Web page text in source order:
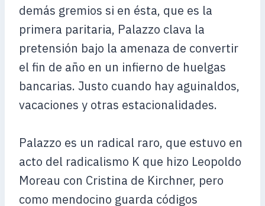
demás gremios si en ésta, que es la
primera paritaria, Palazzo clava la
pretensión bajo la amenaza de convertir
el fin de año en un infierno de huelgas
bancarias. Justo cuando hay aguinaldos,
vacaciones y otras estacionalidades.
Palazzo es un radical raro, que estuvo en
acto del radicalismo K que hizo Leopoldo
Moreau con Cristina de Kirchner, pero
como mendocino guarda códigos